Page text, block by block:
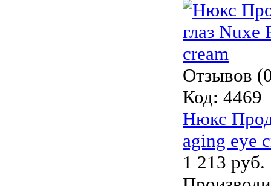
Отзывов
Код: 4469
Нюкс
aging eye
1 213 руб.